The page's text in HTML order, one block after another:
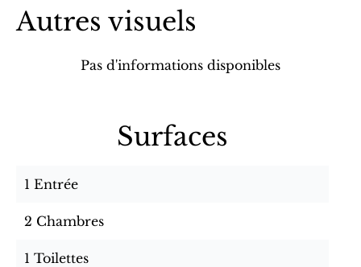
Autres visuels
Pas d'informations disponibles
Surfaces
1 Entrée
2 Chambres
1 Toilettes